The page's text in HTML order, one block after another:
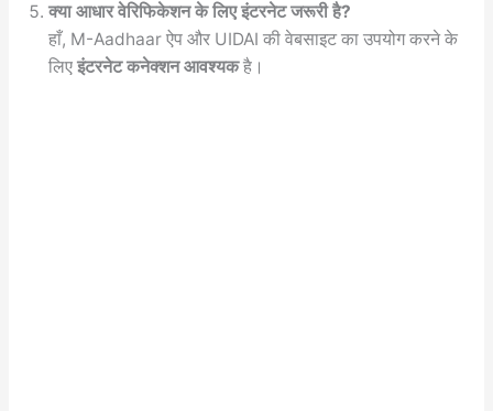
क्या आधार वेरिफिकेशन के लिए इंटरनेट जरूरी है?
हाँ, M-Aadhaar ऐप और UIDAI की वेबसाइट का उपयोग करने के
लिए इंटरनेट कनेक्शन आवश्यकहै।